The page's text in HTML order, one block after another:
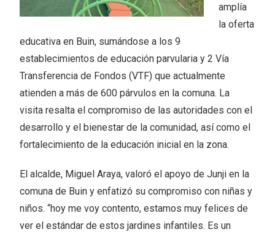
amplía
la oferta
educativa en Buin, sumándose a los 9
establecimientos de educación parvularia y 2 Vía
Transferencia de Fondos (VTF) que actualmente
atienden a más de 600 párvulos en la comuna. La
visita resalta el compromiso de las autoridades con el
desarrollo y el bienestar de la comunidad, así como el
fortalecimiento de la educación inicial en la zona.
El alcalde, Miguel Araya, valoró el apoyo de Junji en la
comuna de Buin y enfatizó su compromiso con niñas y
niños. “hoy me voy contento, estamos muy felices de
ver el estándar de estos jardines infantiles. Es un